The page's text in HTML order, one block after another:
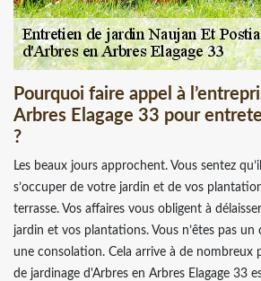
Pourquoi faire appel à
Arbres Elagage 33 pour
?
Les beaux jours approchent. Vous sentez
s’occuper de votre jardin et de vos
terrasse. Vos affaires vous obligent à
jardin et vos plantations. Vous n’êtes pas un
une consolation. Cela arrive à de nombreux
de jardinage d'Arbres en Arbres Elagage 33